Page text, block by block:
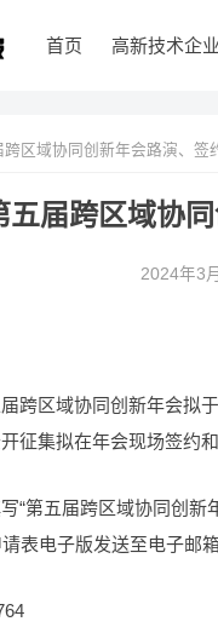
首页 高新技术企
区域协同创新年会路演、签
五届跨区域协
2024年3
跨区域协同创新年会拟
征集拟在年会现场签约
“第五届跨区域协同创
表电子版发送至电子邮